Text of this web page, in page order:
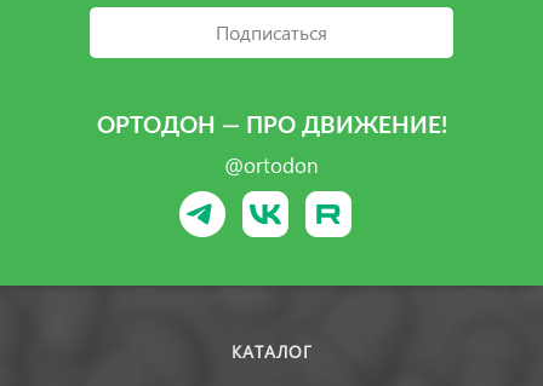
Подписаться
ОРТОДОН — ПРО ДВИЖЕНИЕ!
@ortodon
КАТАЛОГ